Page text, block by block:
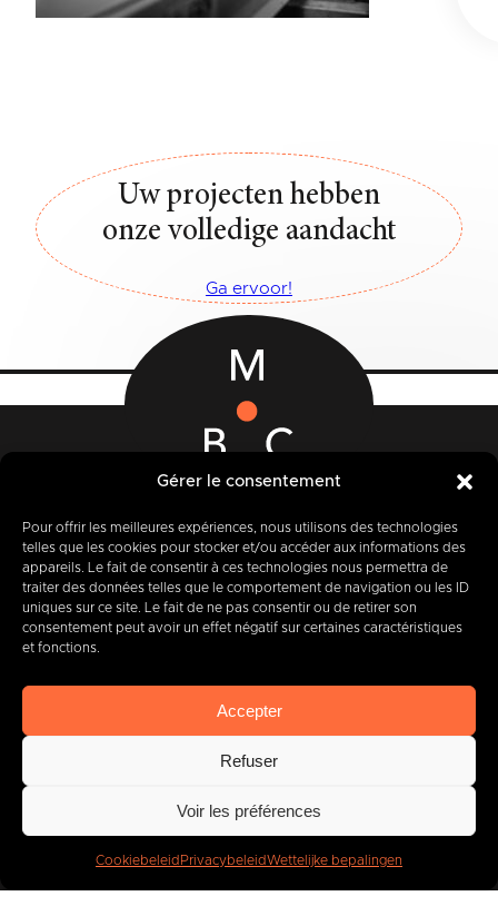
Gérer le consentement
Pour offrir les meilleures expériences, nous utilisons des technologies
telles que les cookies pour stocker et/ou accéder aux informations des
appareils. Le fait de consentir à ces technologies nous permettra de
traiter des données telles que le comportement de navigation ou les ID
uniques sur ce site. Le fait de ne pas consentir ou de retirer son
consentement peut avoir un effet négatif sur certaines caractéristiques
et fonctions.
Accepter
Refuser
Voir les préférences
Cookiebeleid PrivacybeleidWettelijke bepalingen
Uw projecten hebben
onze volledige aandacht
Ga ervoor!
Rue des Quatre Fils Aymon, 12-14
+32 (0) 65 39 95 70
info@imbc.be
Vandaag, partnervan
400bedrijven.